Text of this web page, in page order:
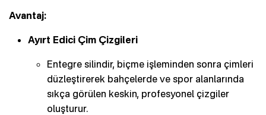
Avantaj:
Ayırt Edici Çim Çizgileri
Entegre silindir, biçme işleminden sonra çimleri
düzleştirerek bahçelerde ve spor alanlarında
sıkça görülen keskin, profesyonel çizgiler
oluşturur.